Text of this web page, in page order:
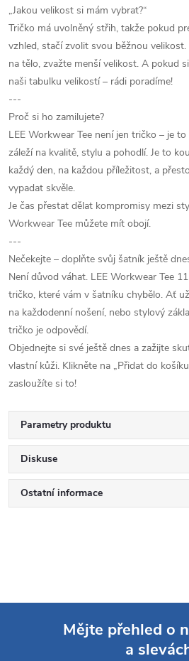
„Jakou velikost si mám vybrat?“
Tričko má uvolněný střih, takže pokud
vzhled, stačí zvolit svou běžnou
na tělo, zvažte menší velikost. A pokud
naši tabulku velikostí – rádi poradíme!
---
Proč si ho zamilujete?
LEE Workwear Tee není jen tričko – je
záleží na kvalitě, stylu a pohodlí. Je to
každý den, na každou příležitost, a
vypadat skvěle.
Je čas přestat dělat kompromisy mezi
Workwear Tee můžete mít obojí.
---
Nečekejte – doplňte svůj šatník ještě
Není důvod váhat. LEE Workwear Tee
tričko, které vám v šatníku chybělo. Ať
na každodenní nošení, nebo stylový
tričko je odpovědí.
Objednejte si své ještě dnes a zažijte
vlastní kůži. Klikněte na „Přidat do
zasloužíte si to!
Parametry produktu
Diskuse
Ostatní informace
Mějte přehled o
a